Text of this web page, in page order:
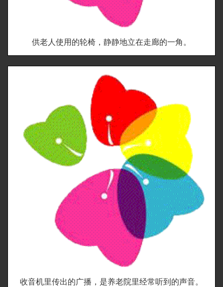
供老人使用的轮椅，静静地立在走廊的一角。
收音机里传出的广播，是养老院里经常听到的声音。